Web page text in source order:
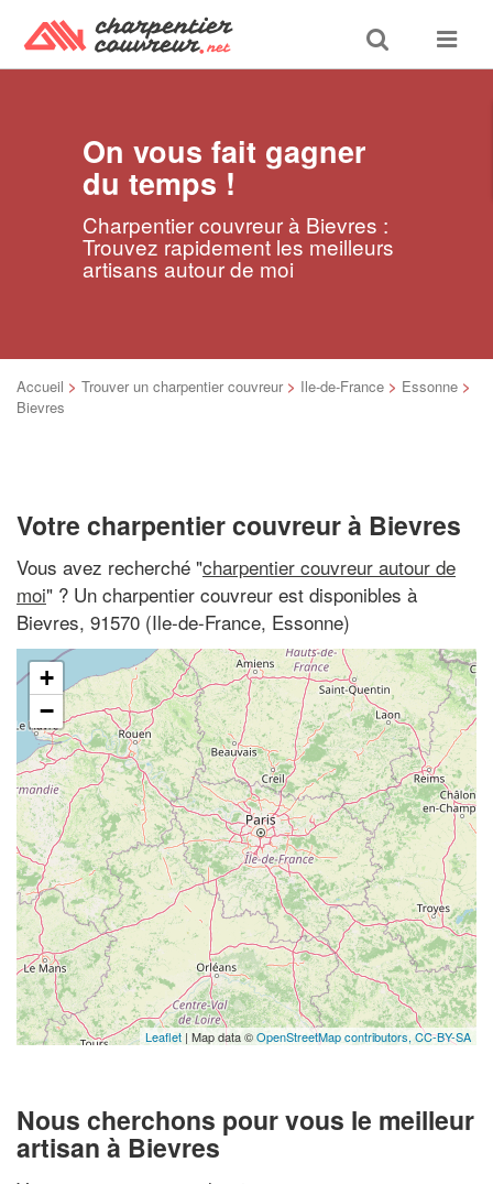
Toggle
search
Toggle
On vous fait gagner
du temps !
Charpentier couvreur à Bievres :
Trouvez rapidement les meilleurs
artisans autour de moi
Accueil > Trouver un charpentier couvreur > Ile-de-France > Essonne >
Bievres
Votre charpentier couvreur à Bievres
Vous avez recherché "charpentier couvreur autour de
moi" ? Un charpentier couvreur est disponibles à
Bievres, 91570 (Ile-de-France, Essonne)
+
−
Leaflet | Map data ©OpenStreetMap contributors, CC-BY-SA
Nous cherchons pour vous le meilleur
artisan à Bievres